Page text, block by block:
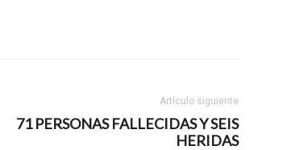
Artículo siguiente
71 PERSONAS FALLECIDAS Y SEIS
HERIDAS